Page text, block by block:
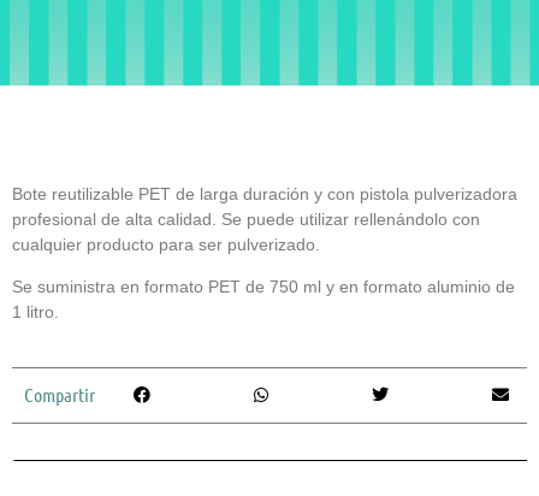
Bote reutilizable PET de larga duración y con pistola pulverizadora
profesional de alta calidad. Se puede utilizar rellenándolo con
cualquier producto para ser pulverizado.
Se suministra en formato PET de 750 ml y en formato aluminio de
1 litro.
Compartir